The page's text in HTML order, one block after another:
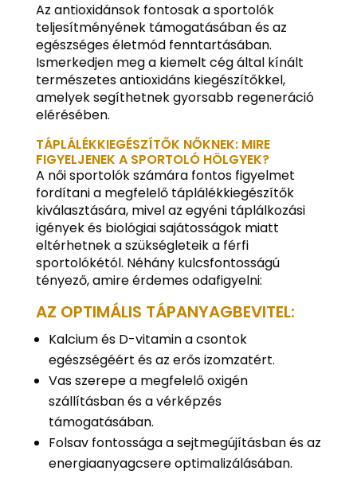
Az antioxidánsok fontosak a sportolók
teljesítményének támogatásában és az
egészséges életmód fenntartásában.
Ismerkedjen meg a kiemelt cég által kínált
természetes antioxidáns kiegészítőkkel,
amelyek segíthetnek gyorsabb regeneráció
elérésében.
TÁPLÁLÉKKIEGÉSZÍTŐK NŐKNEK: MIRE
FIGYELJENEK A SPORTOLÓ HÖLGYEK?
A női sportolók számára fontos figyelmet
fordítani a megfelelő táplálékkiegészítők
kiválasztására, mivel az egyéni táplálkozási
igények és biológiai sajátosságok miatt
eltérhetnek a szükségleteik a férfi
sportolókétól. Néhány kulcsfontosságú
tényező, amire érdemes odafigyelni:
AZ OPTIMÁLIS TÁPANYAGBEVITEL:
Kalcium és D-vitamin a csontok
egészségéért és az erős izomzatért.
Vas szerepe a megfelelő oxigén
szállításban és a vérképzés
támogatásában.
Folsav fontossága a sejtmegújításban és az
energiaanyagcsere optimalizálásában.